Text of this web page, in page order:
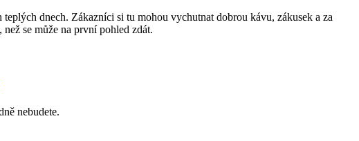
dnech. Zákazníci si tu mohou vychutnat dobrou kávu, zákusek a za
se může na první pohled zdát.
nebudete.